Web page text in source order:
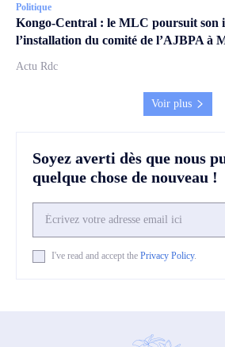
Politique
Kongo-Central : le MLC poursuit son
l’installation du comité de l’AJBPA à
Actu Rdc
Voir plus
Soyez averti dès que nous
quelque chose de nouveau !
I've read and accept the Privacy Policy.